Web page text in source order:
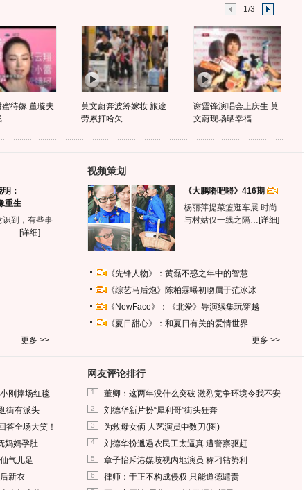
1/3
待嫁 董璇夫
莫文蔚奔波筹嫁妆 旅途
劳累打哈欠
谢霆锋演唱会上庆生 莫
文蔚现场晒幸福
：
重生
识到，有些事
…… [详细]
更多 >>
视频策划
《大鹏嘚吧嘚》416期
杨丽萍提菜篮逛车展 时尚
与村姑仅一线之隔… [详细]
《先锋人物》：黄磊不惑之年中的智慧
《综艺马后炮》陈柏霖曝初吻属于范冰冰
《NewFace》：《北爱》导演续集玩穿越
《夏日甜心》：和夏日有关的爱情世界
更多 >>
刚捧场红毯
街有派头
答全场大笑！
妈妈孕肚
气儿足
新衣
网友评论排行
1 董卿：这两年没什么突破 激烈竞争环境令我不安
2 刘德华新片扮“犀利哥”街头狂奔
3 为救母女俩 人艺演员中数刀(图)
4 刘德华扮邋遢农民工太逼真 遭警察驱赶
5 章子怡斥港媒歧视内地演员 称刁钻势利
6 律师：于正不构成侵权 只能道德谴责